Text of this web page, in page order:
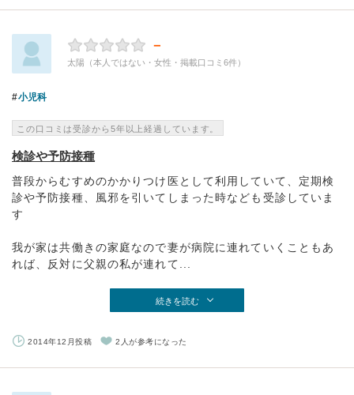
－
太陽（本人ではない・女性・掲載口コミ6件）
小児科
この口コミは受診から5年以上経過しています。
検診や予防接種
普段からむすめのかかりつけ医として利用していて、定期検
診や予防接種、風邪を引いてしまった時なども受診していま
す
我が家は共働きの家庭なので妻が病院に連れていくこともあ
れば、反対に父親の私が連れて...
続きを読む
2014年12月投稿 2人が参考になった